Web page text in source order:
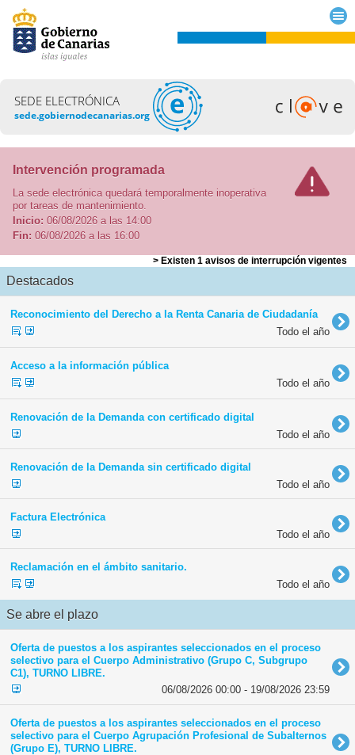
SEDE ELECTRÓNICA
sede.gobiernodecanarias.org
Intervención programada
La sede electrónica quedará temporalmente inoperativa
por tareas de mantenimiento.
Inicio: 06/08/2026 a las 14:00
Fin: 06/08/2026 a las 16:00
> Existen 1 avisos de interrupción vigentes
Destacados
Reconocimiento del Derecho a la Renta Canaria de Ciudadanía
Todo el año
Acceso a la información pública
Todo el año
Renovación de la Demanda con certificado digital
Todo el año
Renovación de la Demanda sin certificado digital
Todo el año
Factura Electrónica
Todo el año
Reclamación en el ámbito sanitario.
Todo el año
Se abre el plazo
Oferta de puestos a los aspirantes seleccionados en el proceso
selectivo para el Cuerpo Administrativo (Grupo C, Subgrupo
C1), TURNO LIBRE.
06/08/2026 00:00 - 19/08/2026 23:59
Oferta de puestos a los aspirantes seleccionados en el proceso
selectivo para el Cuerpo Agrupación Profesional de Subalternos
(Grupo E), TURNO LIBRE.